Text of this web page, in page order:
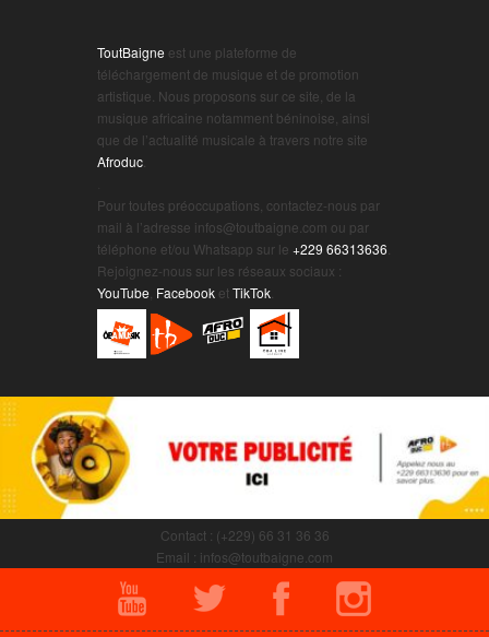
ToutBaigne est une plateforme de
téléchargement de musique et de promotion
artistique. Nous proposons sur ce site, de la
musique africaine notamment béninoise, ainsi
que de l’actualité musicale à travers notre site
Afroduc
Pour toutes préoccupations, contactez-nous par
mail à l’adresse infos@toutbaigne.com ou par
téléphone et/ou Whatsapp sur le +229 66313636
Rejoignez-nous sur les réseaux sociaux :
YouTube Facebook etTikTok
Contact : (+229) 66 31 36 36
Email : infos@toutbaigne.com